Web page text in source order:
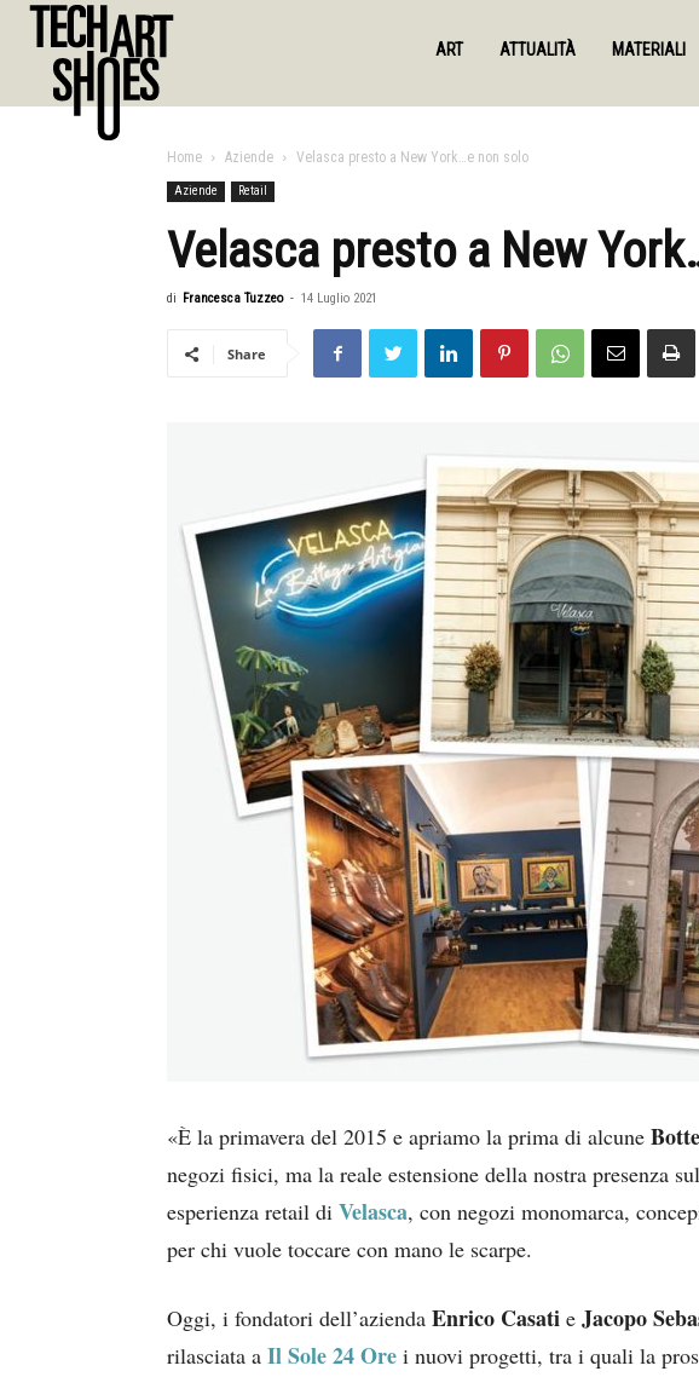
ART ATTUALITÀ MATERIALI
Home Aziende Velasca presto a New York…e non solo
Aziende Retail
Velasca presto a New
di Francesca Tuzzeo - 14 Luglio 2021
Share
«È la primavera del 2015 e apriamo la prima di alcune
negozi fisici, ma la reale estensione della nostra presenza
esperienza retail di Velasca, con negozi monomarca,
per chi vuole toccare con mano le scarpe.
Oggi, i fondatori dell’azienda Enrico Casati e Jacopo
rilasciata a Il Sole 24 Ore i nuovi progetti, tra i quali la